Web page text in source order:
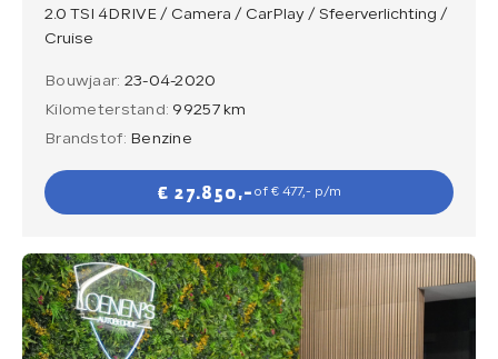
2.0 TSI 4DRIVE / Camera / CarPlay / Sfeerverlichting /
Cruise
Bouwjaar: 23-04-2020
Kilometerstand: 99257 km
Brandstof: Benzine
€ 27.850,- of € 477,- p/m